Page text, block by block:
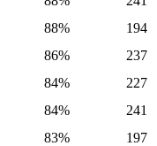
88%
194
86%
237
84%
227
84%
241
83%
197